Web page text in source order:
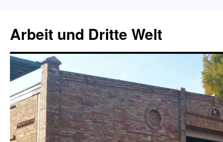
springen
Arbeit und Dritte Welt